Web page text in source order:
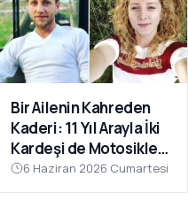
Bir Ailenin Kahreden
Kaderi: 11 Yıl Arayla İki
Kardeşi de Motosiklet
Kazasında Kaybettiler
6 Haziran 2026 Cumartesi